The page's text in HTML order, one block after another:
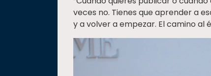
veces no. Tienes que aprender a
y a volver a empezar. El camino al